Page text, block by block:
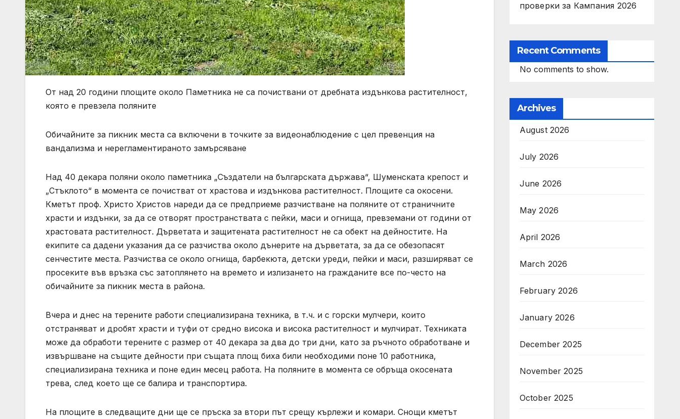
От над 20 години площите около Паметника не са почиствани от дребната издънкова растителност,
която е превзела поляните
Обичайните за пикник места са включени в точките за видеонаблюдение с цел превенция на
вандализма и нерегламентираното замърсяване
Над 40 декара поляни около паметника „Създатели на българската държава“, Шуменската крепост и
„Стъклото“ в момента се почистват от храстова и издънкова растителност. Площите са окосени.
Кметът проф. Христо Христов нареди да се предприеме разчистване на поляните от страничните
храсти и издънки, за да се отворят пространствата с пейки, маси и огнища, превземани от години от
храстовата растителност. Дърветата и защитената растителност не са обект на дейностите. На
екипите са дадени указания да се разчиства около дънерите на дърветата, за да се обезопасят
сенчестите места. Разчиства се около огнища, барбекюта, детски уреди, пейки и маси, разширяват се
просеките във връзка със затоплянето на времето и излизането на гражданите все по-често на
обичайните за пикник места в района.
Вчера и днес на терените работи специализирана техника, в т.ч. и с горски мулчери, които
отстраняват и дробят храсти и туфи от средно висока и висока растителност и мулчират. Техниката
може да обработи терените с размер от 40 декара за два до три дни, като за ръчното обработване и
извършване на същите дейности при същата площ биха били необходими поне 10 работника,
специализирана техника и поне един месец работа. На поляните в момента се обръща окосената
трева, след което ще се балира и транспортира.
На площите в следващите дни ще се пръска за втори път срещу кърлежи и комари. Снощи кметът
проверки за Кампания 2026
Recent Comments
No comments to show.
Archives
August 2026
July 2026
June 2026
May 2026
April 2026
March 2026
February 2026
January 2026
December 2025
November 2025
October 2025